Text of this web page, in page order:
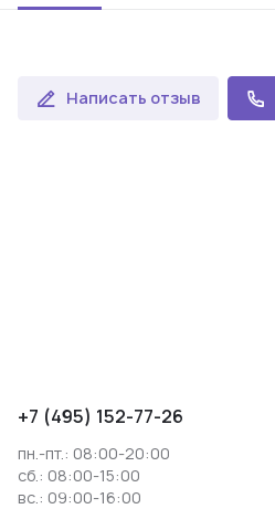
Написать отзыв
+7 (495) 152-77-26
пн.-пт.: 08:00-20:00
сб.: 08:00-15:00
вс.: 09:00-16:00